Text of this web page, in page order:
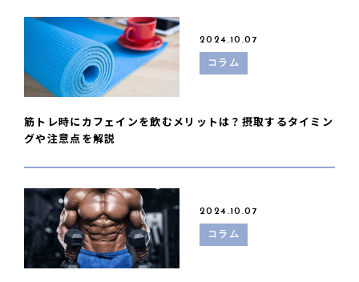
2024.10.07
コラム
筋トレ時にカフェインを飲むメリットは？摂取するタイミン
グや注意点を解説
2024.10.07
コラム